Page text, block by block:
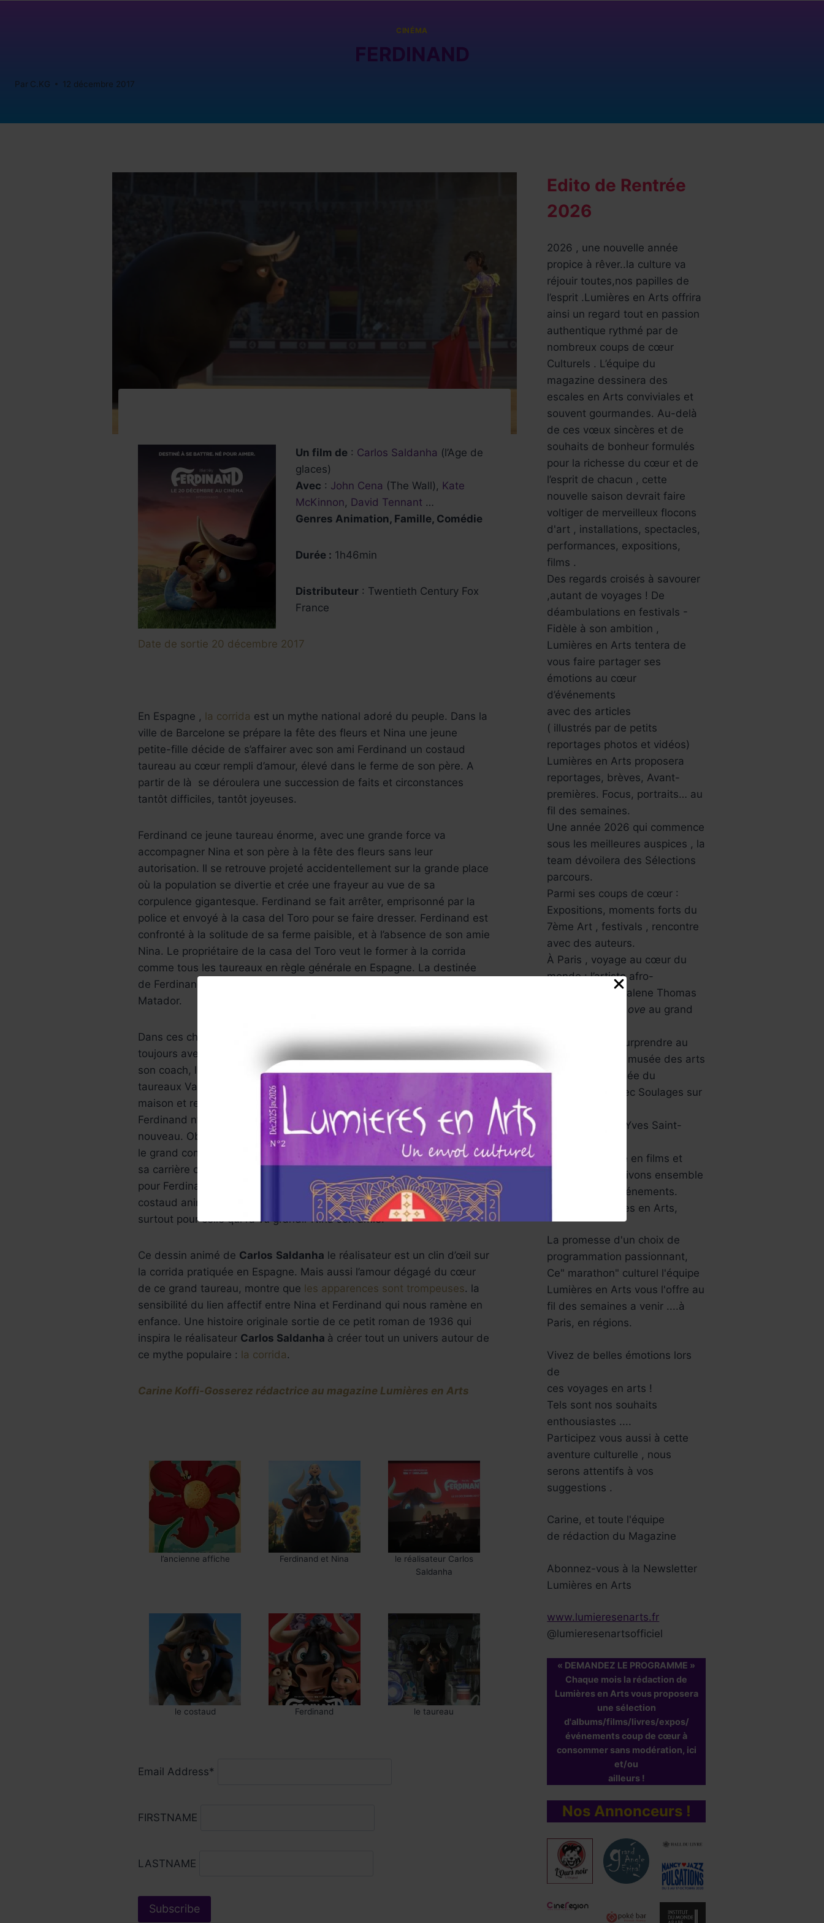
Réservez !
CINÉMA
FERDINAND
Par C.KG 12 décembre 2017
Un film de : Carlos Saldanha (l’Age de
glaces)
Avec : John Cena (The Wall), Kate
McKinnon, David Tennant …
Genres Animation, Famille, Comédie
Durée : 1h46min
Distributeur : Twentieth Century Fox
France
Date de sortie 20 décembre 2017
En Espagne , la corrida est un mythe national adoré du peuple. Dans la
ville de Barcelone se prépare la fête des fleurs et Nina une jeune
petite-fille décide de s’affairer avec son ami Ferdinand un costaud
taureau au cœur rempli d’amour, élevé dans le ferme de son père. A
partir de là se déroulera une succession de faits et circonstances
tantôt difficiles, tantôt joyeuses.
Ferdinand ce jeune taureau énorme, avec une grande force va
accompagner Nina et son père à la fête des fleurs sans leur
autorisation. Il se retrouve projeté accidentellement sur la grande place
où la population se divertie et crée une frayeur au vue de sa
corpulence gigantesque. Ferdinand se fait arrêter, emprisonné par la
police et envoyé à la casa del Toro pour se faire dresser. Ferdinand est
confronté à la solitude de sa ferme paisible, et à l’absence de son amie
Nina. Le propriétaire de la casa del Toro veut le former à la corrida
comme tous les taureaux en règle générale en Espagne. La destinée
de Ferdinand est donc de concourir pour survivre contre le meilleur
Matador.
Dans ces changements subites Ferdinand arrive à rester fort et
toujours avec son cœur d’ange se fait de nouveaux amis comme Lupe
son coach, les hérissons (Dos, Una, Cuatro) et ses compagnons
taureaux Valiente, Maquina, Angus qui vont l’aider à s’échapper de la
maison et rejoindre sa ferme tant aimée. Fuites, courses poursuites,
Ferdinand n’arrive pas à s’enfuir avec ses amis et se fait capturer à
nouveau. Obligé d’affronter le matador, il se retrouve dans l’arène pour
le grand combat. Le matador prêt à lancer le dernier grand combat de
sa carrière contre ce taureau géant ,se rend compte de l’incapacité
pour Ferdinand de tuer où de détruire l’adversaire parce que ce fort et
costaud animal est rempli de sensibilité, de bienveillance et d’amour
surtout pour celle qui l’a vu grandir Nina son amie.
Ce dessin animé de Carlos Saldanha le réalisateur est un clin d’œil sur
la corrida pratiquée en Espagne. Mais aussi l’amour dégagé du cœur
de ce grand taureau, montre que les apparences sont trompeuses. la
sensibilité du lien affectif entre Nina et Ferdinand qui nous ramène en
enfance. Une histoire originale sortie de ce petit roman de 1936 qui
inspira le réalisateur Carlos Saldanha à créer tout un univers autour de
ce mythe populaire : la corrida.
Carine Koffi-Gosserez rédactrice au magazine Lumières en Arts
l’ancienne affiche Ferdinand et Nina
le réalisateur Carlos
Saldanha
le costaud Ferdinand le taureau
Email Address*
FIRSTNAME
LASTNAME
Edito de Rentrée
2026
2026 , une nouvelle année
propice à rêver..la culture va
réjouir toutes,nos papilles de
l’esprit .Lumières en Arts offrira
ainsi un regard tout en passion
authentique rythmé par de
nombreux coups de cœur
Culturels . L’équipe du
magazine dessinera des
escales en Arts conviviales et
souvent gourmandes. Au-delà
de ces vœux sincères et de
souhaits de bonheur formulés
pour la richesse du cœur et de
l’esprit de chacun , cette
nouvelle saison devrait faire
voltiger de merveilleux flocons
d'art , installations, spectacles,
performances, expositions,
films .
Des regards croisés à savourer
,autant de voyages ! De
déambulations en festivals -
Fidèle à son ambition ,
Lumières en Arts tentera de
vous faire partager ses
émotions au cœur
d’événements
avec des articles
( illustrés par de petits
reportages photos et vidéos)
Lumières en Arts proposera
reportages, brèves, Avant-
premières. Focus, portraits… au
fil des semaines.
Une année 2026 qui commence
sous les meilleures auspices , la
team dévoilera des Sélections
parcours.
Parmi ses coups de cœur :
Expositions, moments forts du
7ème Art , festivals , rencontre
avec des auteurs.
À Paris , voyage au cœur du
monde : l’artiste afro-
américaine Mickalene Thomas
All About Love au grand
L’Asie va vous surprendre au
musée Guimet , musée des arts
asiatiques , Musée du
Luxembourg avec Soulages sur
Aussi le musée Yves Saint-
Une année riche en films et
festivals, bref ,vivons ensemble
tous ces jolis événements.
L’équipe Lumières en Arts,
La promesse d'un choix de
programmation passionnant,
Ce" marathon" culturel l'équipe
Lumières en Arts vous l'offre au
fil des semaines a venir ....à
Paris, en régions.
Vivez de belles émotions lors
de
ces voyages en arts !
Tels sont nos souhaits
enthousiastes ....
Participez vous aussi à cette
aventure culturelle , nous
serons attentifs à vos
suggestions .
Carine, et toute l'équipe
de rédaction du Magazine
Abonnez-vous à la Newsletter
Lumières en Arts
www.lumieresenarts.fr
@lumieresenartsofficiel
« DEMANDEZ LE PROGRAMME »
Chaque mois la rédaction de
Lumières en Arts vous proposera
une sélection
d'albums/films/livres/expos/
événements coup de cœur à
consommer sans modération, ici
et/ou
ailleurs !
Nos Annonceurs !